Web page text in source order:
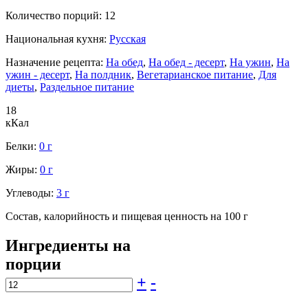
Количество порций: 12
Национальная кухня: Русская
Назначение рецепта: На обед, На обед - десерт, На ужин, На
ужин - десерт, На полдник, Вегетарианское питание, Для
диеты, Раздельное питание
18
кКал
Белки: 0 г
Жиры: 0 г
Углеводы: 3 г
Состав, калорийность и пищевая ценность на 100 г
Ингредиенты на
порции
+ -